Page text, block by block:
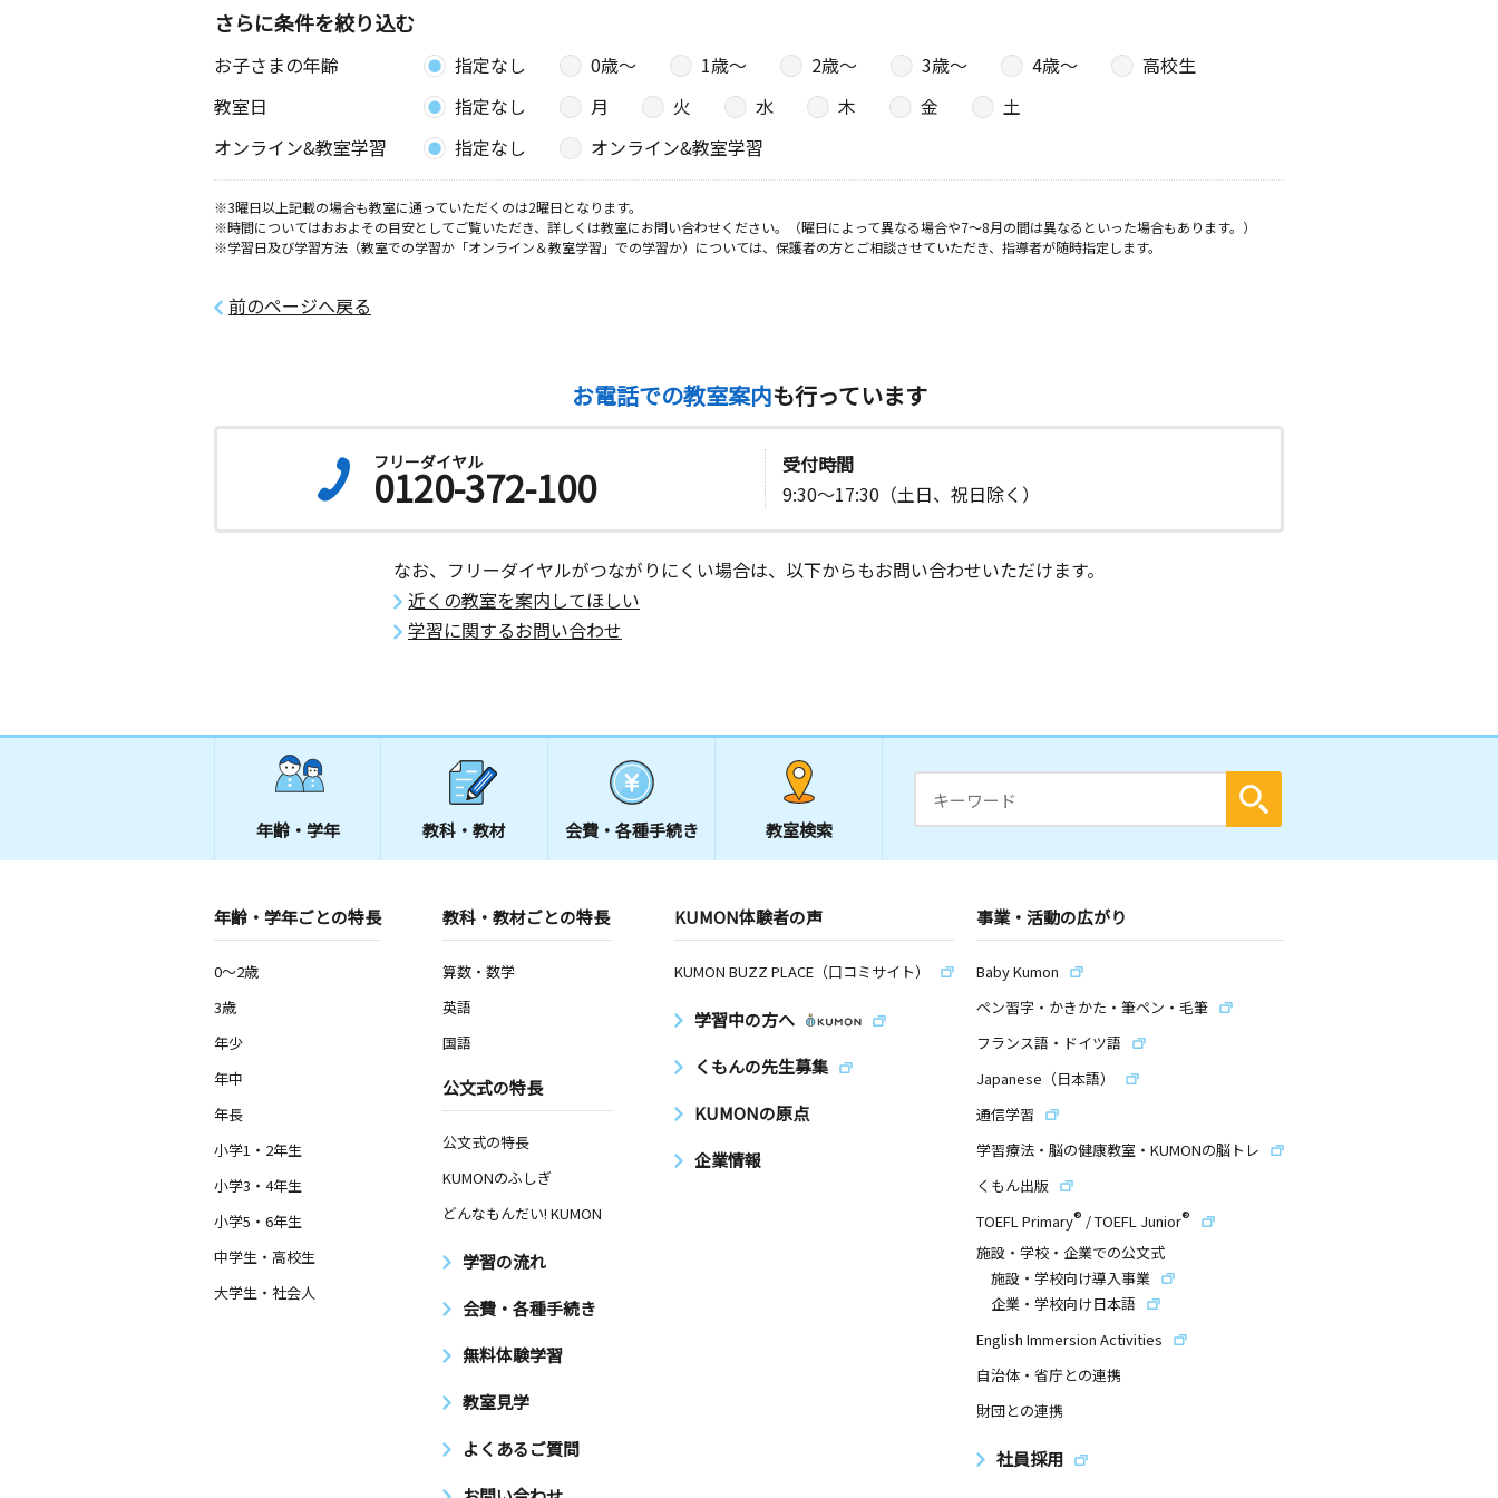
さらに条件を絞り込む
お子さまの年齢 指定なし 0歳〜 1歳〜 2歳〜 3歳〜 4歳〜
高校生
教室日
指定なし 月 火 水 木 金
土
オンライン&教室学習
指定なし オンライン&教室学習
※3曜日以上記載の場合も教室に通っていただくのは2曜日となります。
※時間についてはおおよその目安としてご覧いただき、詳しくは教室にお問い合わせください。（曜日によって異なる場合や7～8月の間は異なるといった場合もあります。）
※学習日及び学習方法（教室での学習か「オンライン＆教室学習」での学習か）については、保護者の方とご相談させていただき、指導者が随時指定します。
前のページへ戻る
お電話での教室案内も行っています
フリーダイヤル
0120-372-100
受付時間
9:30～17:30（土日、祝日除く）
なお、フリーダイヤルがつながりにくい場合は、以下からもお問い合わせいただけます。
近くの教室を案内してほしい
学習に関するお問い合わせ
年齢・学年 教科・教材 会費・ 各種手続き 教室検索
年齢・学年ごとの特長
0～2歳
3歳
年少
年中
年長
小学1・2年生
小学3・4年生
小学5・6年生
中学生・高校生
大学生・社会人
教科・教材ごとの特長
算数・数学
英語
国語
公文式の特長
公文式の特長
KUMONのふしぎ
どんなもんだい! KUMON
学習の流れ
会費・各種手続き
無料体験学習
教室見学
よくあるご質問
KUMON体験者の声
KUMON BUZZ PLACE（口コミサイト）
学習中の方へ
くもんの先生募集
KUMONの原点
企業情報
事業・活動の広がり
Baby Kumon
ペン習字・かきかた・筆ペン・毛筆
フランス語・ドイツ語
Japanese（日本語）
通信学習
学習療法・脳の健康教室・KUMONの脳トレ
くもん出版
TOEFL Primary® /TOEFL Junior®
施設・学校・企業での公文式
施設・学校向け導入事業
企業・学校向け日本語
English Immersion Activities
自治体・省庁との連携
財団との連携
社員採用